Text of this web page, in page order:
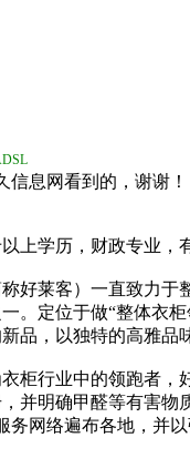
息网看到的，谢谢！
上学历，财政专业，
好莱客）一直致力
。定位于做“整体衣
品，以独特的高雅
柜行业中的领跑者
并明确甲醛等有害
务网络遍布各地，并